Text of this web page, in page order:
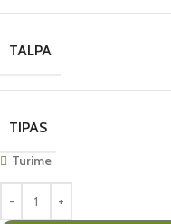
TALPA
TIPAS
Turime